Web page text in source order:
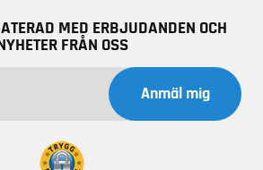
MED ERBJUDANDEN OCH
FRÅN OSS
Anmäl mig